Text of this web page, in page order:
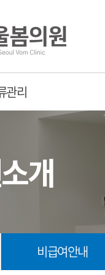
관리
개
비급여안내